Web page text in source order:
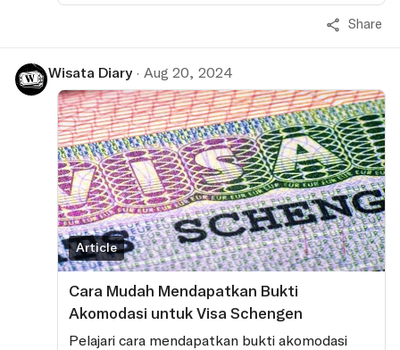
Share
Wisata Diary · Aug 20, 2024
Article
Cara Mudah Mendapatkan Bukti
Akomodasi untuk Visa Schengen
Pelajari cara mendapatkan bukti akomodasi